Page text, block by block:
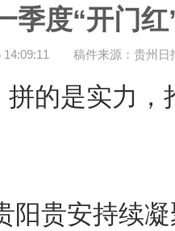
季度“开门红
稿件来源：贵州日
的是实力，
贵安持续凝